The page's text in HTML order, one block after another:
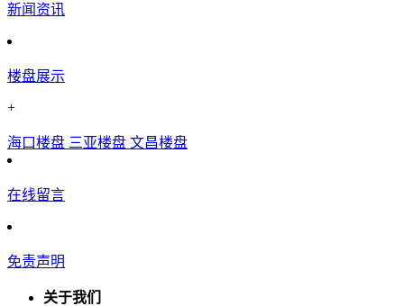
新闻资讯
楼盘展示
+
海口楼盘 三亚楼盘 文昌楼盘
在线留言
免责声明
关于我们